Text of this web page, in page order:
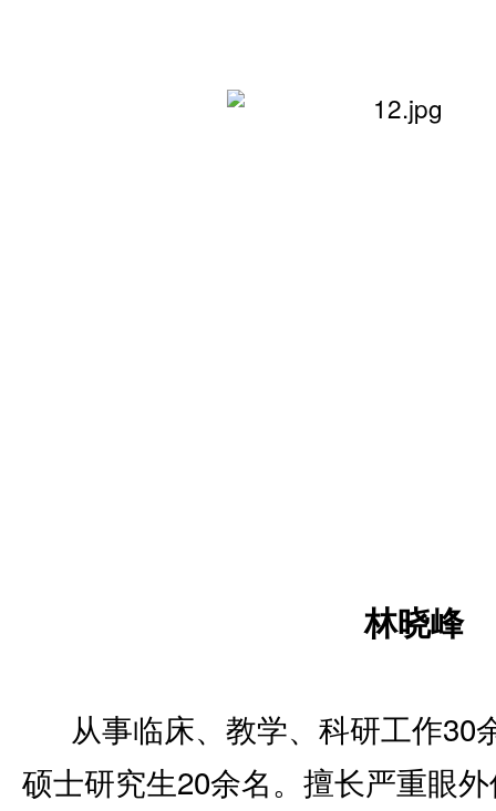
林晓峰
从事临床、教学、科研工作30
硕士研究生20余名。擅长严重眼